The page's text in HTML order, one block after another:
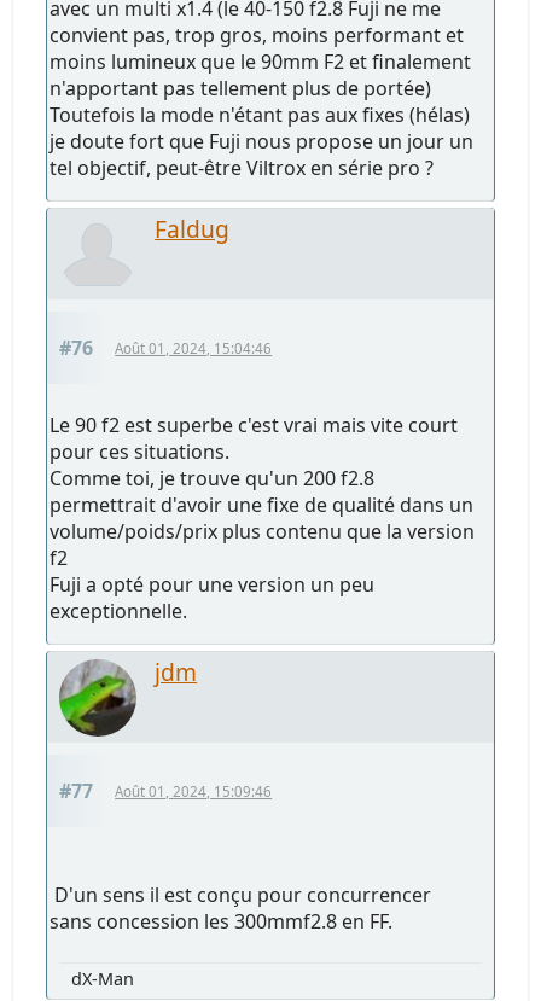
avec un multi x1.4 (le 40-150 f2.8 Fuji ne me
convient pas, trop gros, moins performant et
moins lumineux que le 90mm F2 et finalement
n'apportant pas tellement plus de portée)
Toutefois la mode n'étant pas aux fixes (hélas)
je doute fort que Fuji nous propose un jour un
tel objectif, peut-être Viltrox en série pro ?
Faldug
#76 Août 01, 2024, 15:04:46
Le 90 f2 est superbe c'est vrai mais vite court
pour ces situations.
Comme toi, je trouve qu'un 200 f2.8
permettrait d'avoir une fixe de qualité dans un
volume/poids/prix plus contenu que la version
f2
Fuji a opté pour une version un peu
exceptionnelle.
jdm
#77 Août 01, 2024, 15:09:46
D'un sens il est conçu pour concurrencer
sans concession les 300mmf2.8 en FF.
dX-Man